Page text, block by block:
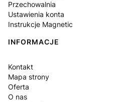
Przechowalnia
Ustawienia konta
Instrukcje Magnetic
INFORMACJE
Kontakt
Mapa strony
Oferta
O nas